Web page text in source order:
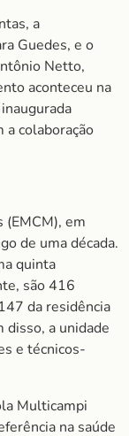
a
Guedes, e o
Netto,
aconteceu na
colaboração
(EMCM), em
de uma década.
quinta
são 416
da residência
disso, a unidade
e técnicos-
Multicampi
na saúde